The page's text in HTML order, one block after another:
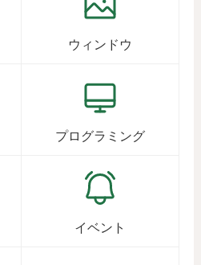
ウィンドウ
プログラミング
イベント